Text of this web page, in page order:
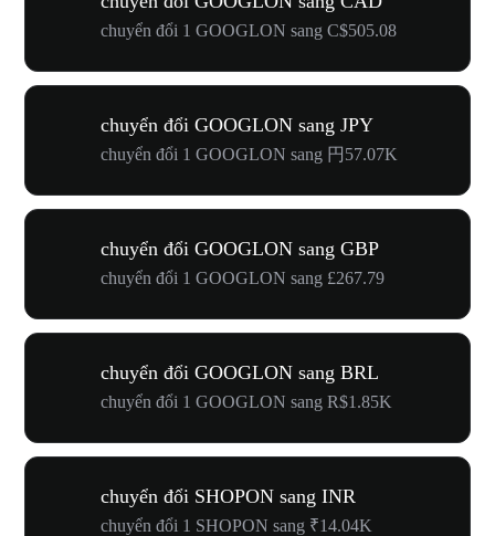
chuyển đổi 1 GOOGLON sang C$505.08
chuyển đổi GOOGLON sang JPY
chuyển đổi 1 GOOGLON sang 円57.07K
chuyển đổi GOOGLON sang GBP
chuyển đổi 1 GOOGLON sang £267.79
chuyển đổi GOOGLON sang BRL
chuyển đổi 1 GOOGLON sang R$1.85K
chuyển đổi SHOPON sang INR
chuyển đổi 1 SHOPON sang ₹14.04K